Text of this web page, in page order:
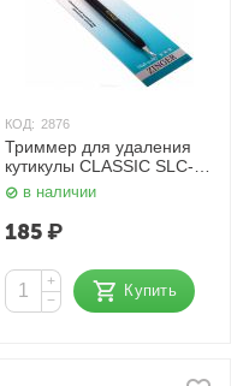
КОД: 2876
Триммер для удаления
кутикулы CLASSIC SLC-
703 B-1 Zinger
в наличии
185₽
+
−
Купить